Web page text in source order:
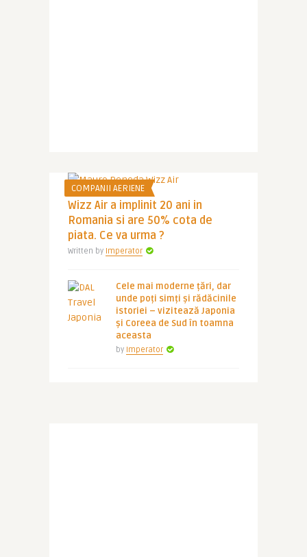
COMPANII AERIENE
Wizz Air a implinit 20 ani in
Romania si are 50% cota de
piata. Ce va urma ?
Written by Imperator
Cele mai moderne țări, dar
unde poți simți și rădăcinile
istoriei – vizitează Japonia
și Coreea de Sud în toamna
aceasta
by Imperator